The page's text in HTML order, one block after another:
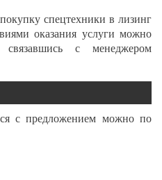
спецтехники в лизинг
оказания услуги можно
с менеджером
с предложением можно по